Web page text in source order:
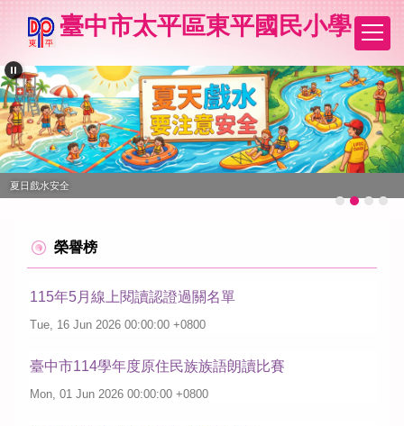
要
內
容
區
臺中市太平區東平國民小學
夏日戲水安全
榮譽榜
115年5月線上閱讀認證過關名單
Tue, 16 Jun 2026 00:00:00 +0800
臺中市114學年度原住民族族語朗讀比賽
Mon, 01 Jun 2026 00:00:00 +0800